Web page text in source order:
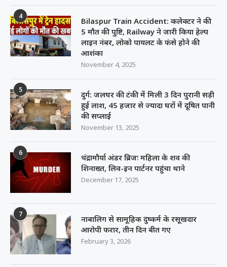
4
Bilaspur Train Accident: कलेक्टर ने की
5 मौत की पुष्टि, Railway ने जारी किया हेल्प
लाइन नंबर, लोको पायलट के फंसे होने की
आशंका
November 4, 2025
5
दुर्ग: जलघर की टंकी में मिली 3 दिन पुरानी सड़ी
हुई लाश, 45 हजार से ज्यादा घरों में दूषित पानी
की सप्लाई
November 13, 2025
6
चंद्रामौर्या अंडर ब्रिजः महिला के शव की
शिनाख्त, लिव-इन पार्टनर पहुंचा थाने
December 17, 2025
7
नाबालिग से सामूहिक दुष्कर्म के रसूखदार
आरोपी फरार, तीन दिन बीत गए
February 3, 2026